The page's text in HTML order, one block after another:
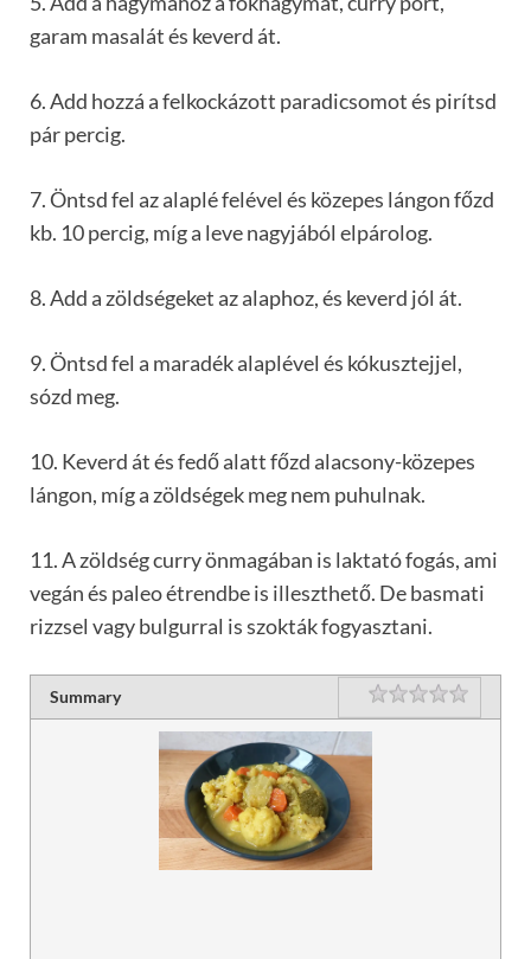
garam masalát és keverd át.
6. Add hozzá a felkockázott paradicsomot és pirítsd
pár percig.
7. Öntsd fel az alaplé felével és közepes lángon főzd
kb. 10 percig, míg a leve nagyjából elpárolog.
8. Add a zöldségeket az alaphoz, és keverd jól át.
9. Öntsd fel a maradék alaplével és kókusztejjel,
sózd meg.
10. Keverd át és fedő alatt főzd alacsony-közepes
lángon, míg a zöldségek meg nem puhulnak.
11. A zöldség curry önmagában is laktató fogás, ami
vegán és paleo étrendbe is illeszthető. De basmati
rizzsel vagy bulgurral is szokták fogyasztani.
Summary Rating